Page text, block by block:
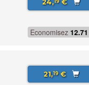
24,19€
Economisez 12.71
21,19€